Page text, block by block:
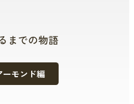
までの物語
ーモンド編